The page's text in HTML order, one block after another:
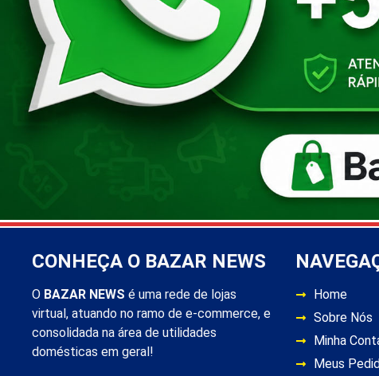
CONHEÇA O BAZAR NEWS
O BAZAR NEWS é uma rede de lojas
virtual, atuando no ramo de e-commerce, e
consolidada na área de utilidades
domésticas em geral!
Home
Sobre Nós
Minha
Meus